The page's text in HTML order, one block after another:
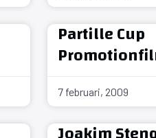
Partille Cup
7 februari, 2009